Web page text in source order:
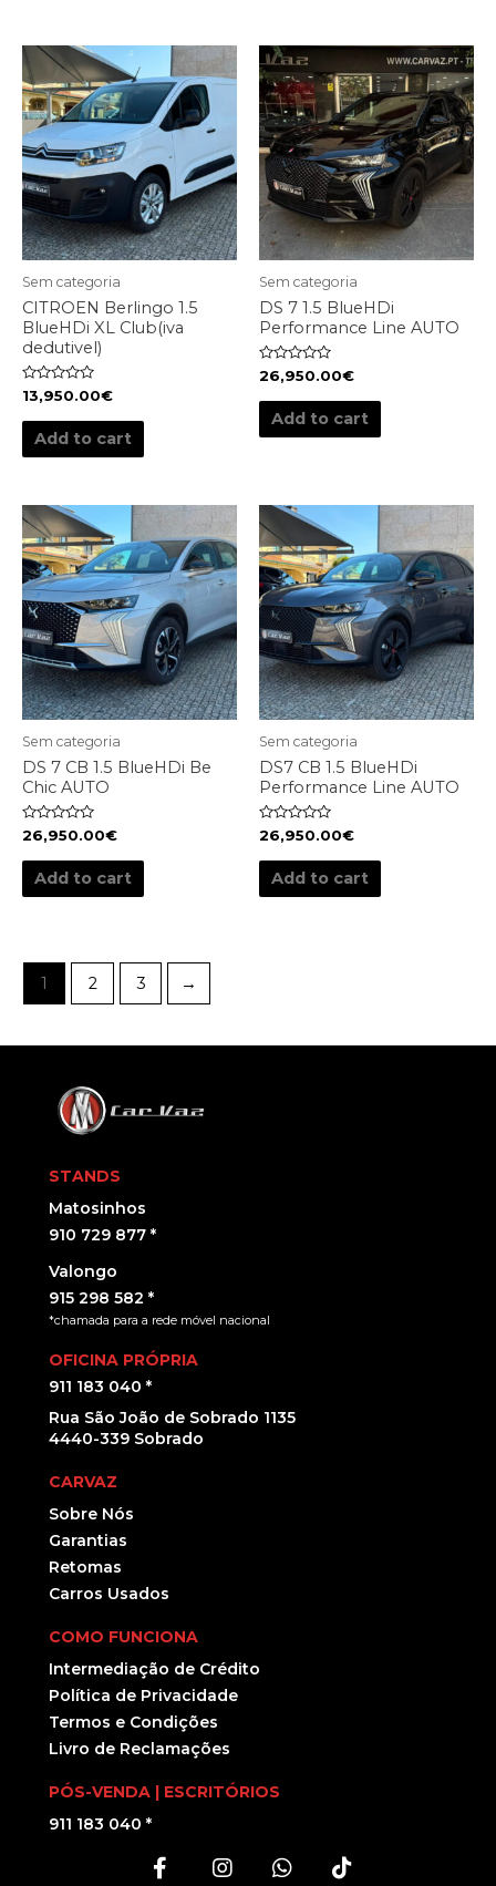
Sem categoria
CITROEN Berlingo 1.5
BlueHDi XL Club(iva
dedutivel)
Rated
out
13,950.00€
Add to cart
Sem categoria
DS 7 1.5 BlueHDi
Performance Line AUTO
Rated
out
26,950.00€
Add to cart
Sem categoria
DS 7 CB 1.5 BlueHDi Be
Chic AUTO
Rated
out
26,950.00€
Add to cart
Sem categoria
DS7 CB 1.5 BlueHDi
Performance Line AUTO
Rated
out
26,950.00€
Add to cart
1 2 3 →
STANDS
Matosinhos
910 729 877 *
Valongo
915 298 582 *
*chamada para a rede móvel nacional
OFICINA PRÓPRIA
911 183 040 *
Rua São João de Sobrado 1135
4440-339 Sobrado
CARVAZ
Sobre Nós
Garantias
Retomas
Carros Usados
COMO FUNCIONA
Intermediação de Crédito
Política de Privacidade
Termos e Condições
Livro de Reclamações
PÓS-VENDA | ESCRITÓRIOS
911 183 040 *